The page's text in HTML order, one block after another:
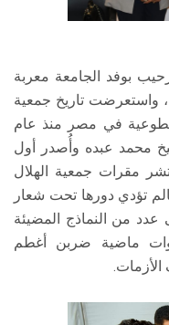
بوفد الجامعة معربة
واستعرضت تاريخ جمعية
تطوعية في مصر منذ عام
محمد عبده وأُصدر أول
للجمعية عام ١٩١٣، وتنتشر مقرات جمعية الهلال
دولة حول العالم تؤدي دورها تحت شعار
عدد من النماذج المضيئة
ماضية ضربن أغطم
الأزمات.